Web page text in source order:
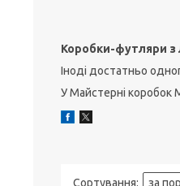
Коробки-футляри з
Іноді достатньо
У Майстерні коробок